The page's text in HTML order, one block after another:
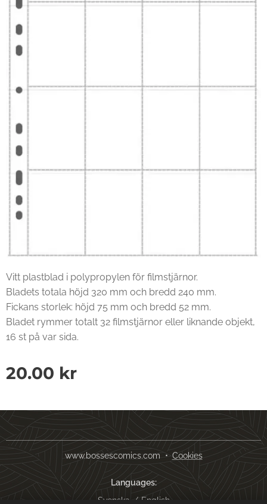
Vitt plastblad i polypropylen för filmstjärnor.
Bladets totala höjd 320 mm och bredd 240 mm.
Fickans storlek: höjd 75 mm och bredd 52 mm.
Bladet rymmer totalt 32 filmstjärnor eller liknande objekt,
16 st på var sida.
20.00 kr
www.bossescomics.com Cookies
Languages
Svenska
English